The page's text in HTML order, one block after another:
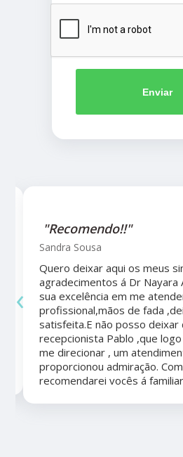
Enviar
"Recomendo!!"
Sandra Sousa
Quero deixar aqui os meus
agradecimentos á Dr Nayara
sua excelência em me
profissional,mãos de fada
satisfeita.E não posso
recepcionista Pablo ,que
me direcionar , um
proporcionou admiração.
recomendarei vocês á
‹